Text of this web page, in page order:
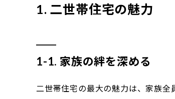
1. 二世帯住宅の魅力
1-1. 家族の絆を深める
二世帯住宅の最大の魅力は、家族全